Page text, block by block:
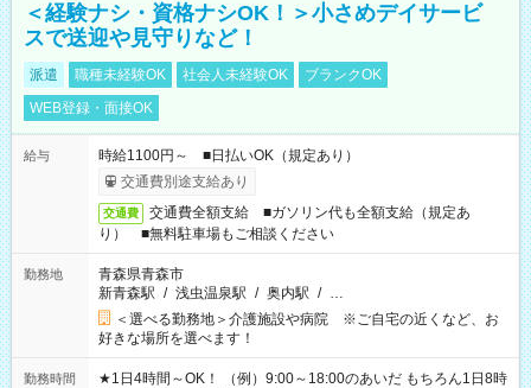
＜経験ナシ・資格ナシOK！＞小さめデイサービ
スで送迎や見守りなど！
派遣 職種未経験OK 社会人未経験OK
ブランクOK
WEB登録・面接OK
給与
時給1100円～ ■日払いOK（規定あり）
交通費別途支給あり
交通費
交通費全額支給 ■ガソリン代も全額支給（規定あ
り） ■無料駐車場もご相談ください
勤務地
青森県青森市
新青森駅 / 浅虫温泉駅 / 奥内駅 / …
＜選べる勤務地＞介護施設や病院 ※ご自宅の近くなど、お
好きな場所を選べます！
勤務時間
★1日4時間～OK！ （例）9:00～18:00のあいだ もちろん1日8時